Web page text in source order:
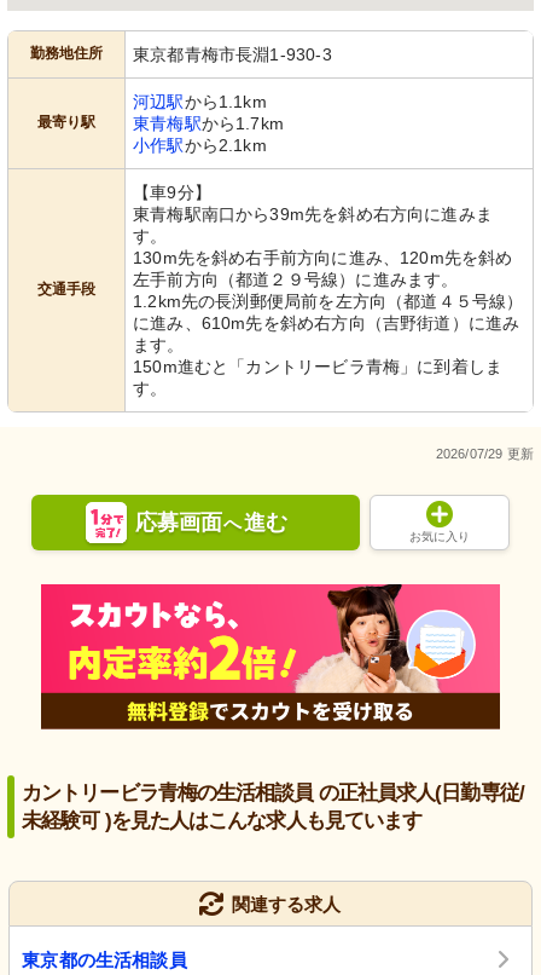
勤務地住所 東京都青梅市長淵1-930-3
最寄り駅
河辺駅から1.1km
東青梅駅から1.7km
小作駅から2.1km
交通手段
【車9分】
東青梅駅南口から39m先を斜め右方向に進みま
す。
130m先を斜め右手前方向に進み、120m先を斜め
左手前方向（都道２９号線）に進みます。
1.2km先の長渕郵便局前を左方向（都道４５号線）
に進み、610m先を斜め右方向（吉野街道）に進み
ます。
150m進むと「カントリービラ青梅」に到着しま
す。
2026/07/29 更新
応募画面へ進む
お気に入り
カントリービラ青梅の生活相談員 の正社員求人(日勤専従/
未経験可 )を見た人はこんな求人も見ています
関連する求人
東京都の生活相談員